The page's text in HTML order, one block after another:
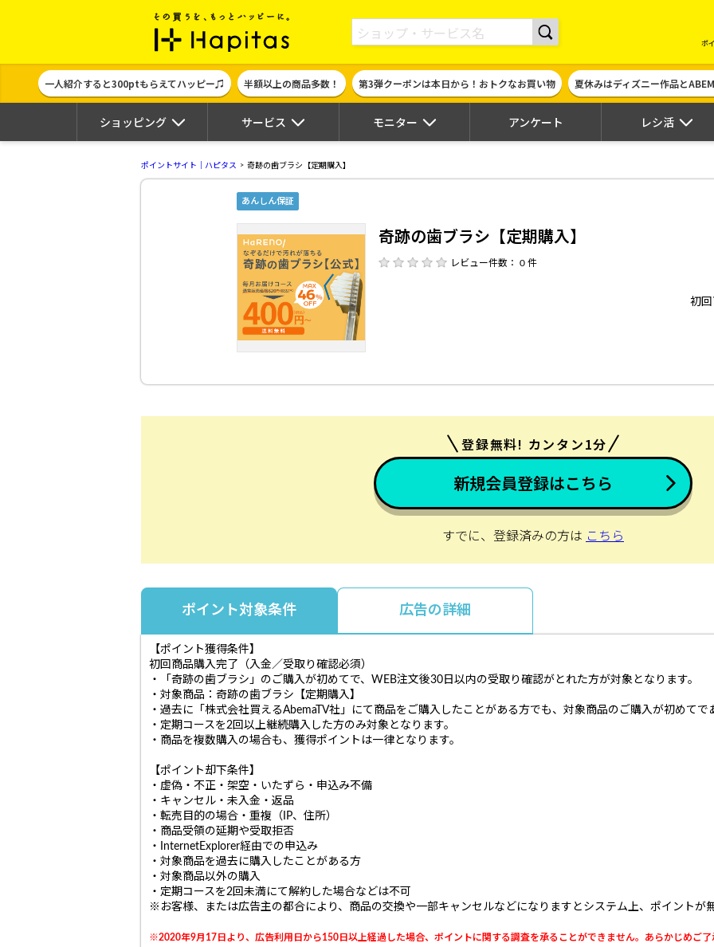
ポイント貯めて現金やギフト券に交換できるポイントサイト | ハピタス
ポ
一人紹介すると300ptもらえてハッピー♫ 半額以上の商品多数！ 第3弾クーポンは本日から！おトクなお買い物 夏休みはディズニー作品と
ショッピング サービス モニター アンケート レシ活
ポイントサイト｜ハピタス 奇跡の歯ブラシ【定期購入】
あんしん保証
奇跡の歯ブラシ【定期購入】
レビュー件数： 0 件
初
登録無料! カンタン1分
新規会員登録はこちら
すでに、登録済みの方は こちら
ポイント対象条件 広告の詳細
【ポイント獲得条件】
初回商品購入完了（入金／受取り確認必須）
・「奇跡の歯ブラシ」のご購入が初めてで、WEB注文後30日以内の受取り確認がとれた方が対象となります。
・対象商品：奇跡の歯ブラシ【定期購入】
・過去に「株式会社買えるAbemaTV社」にて商品をご購入したことがある方でも、対象商品のご購入が初めてで
・定期コースを2回以上継続購入した方のみ対象となります。
・商品を複数購入の場合も、獲得ポイントは一律となります。
【ポイント却下条件】
・虚偽・不正・架空・いたずら・申込み不備
・キャンセル・未入金・返品
・転売目的の場合・重複（IP、住所）
・商品受領の延期や受取拒否
・InternetExplorer経由での申込み
・対象商品を過去に購入したことがある方
・対象商品以外の購入
・定期コースを2回未満にて解約した場合などは不可
※お客様、または広告主の都合により、商品の交換や一部キャンセルなどになりますとシステム上、ポイントが
※2020年9月17日より、広告利用日から150日以上経過した場合、ポイントに関する調査を承ることができません。あらかじめご了